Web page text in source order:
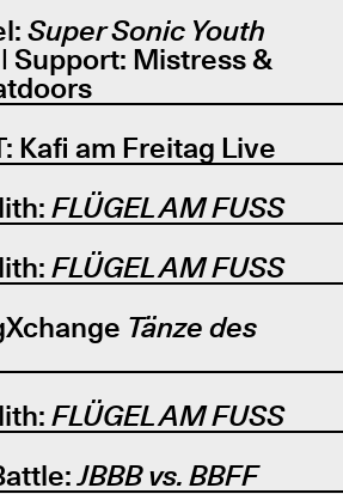
Super Sonic Youth
Support: Mistress &
Kafi am Freitag Live
FLÜGEL AM FUSS
FLÜGEL AM FUSS
Tänze des
FLÜGEL AM FUSS
JBBB vs. BBFF